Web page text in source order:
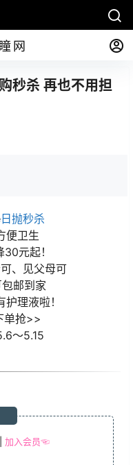
网
秒杀 再也不用担
日抛秒杀
便卫生
元起！
、见父母可
邮到家
理液啦！
单抢>>
～5.15
加入会员☜